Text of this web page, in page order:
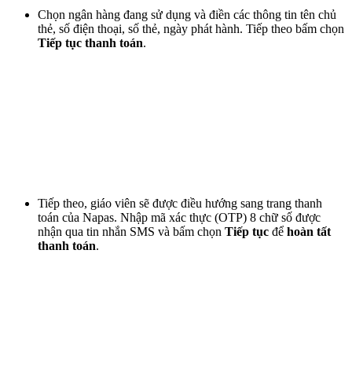
Chọn ngân hàng đang sử dụng và điền các thông tin tên chủ
thẻ, số điện thoại, số thẻ, ngày phát hành. Tiếp theo bấm chọn
Tiếp tục thanh toán.
Tiếp theo, giáo viên sẽ được điều hướng sang trang thanh
toán của Napas. Nhập mã xác thực (OTP) 8 chữ số được
nhận qua tin nhắn SMS và bấm chọn Tiếp tục để hoàn tất
thanh toán.